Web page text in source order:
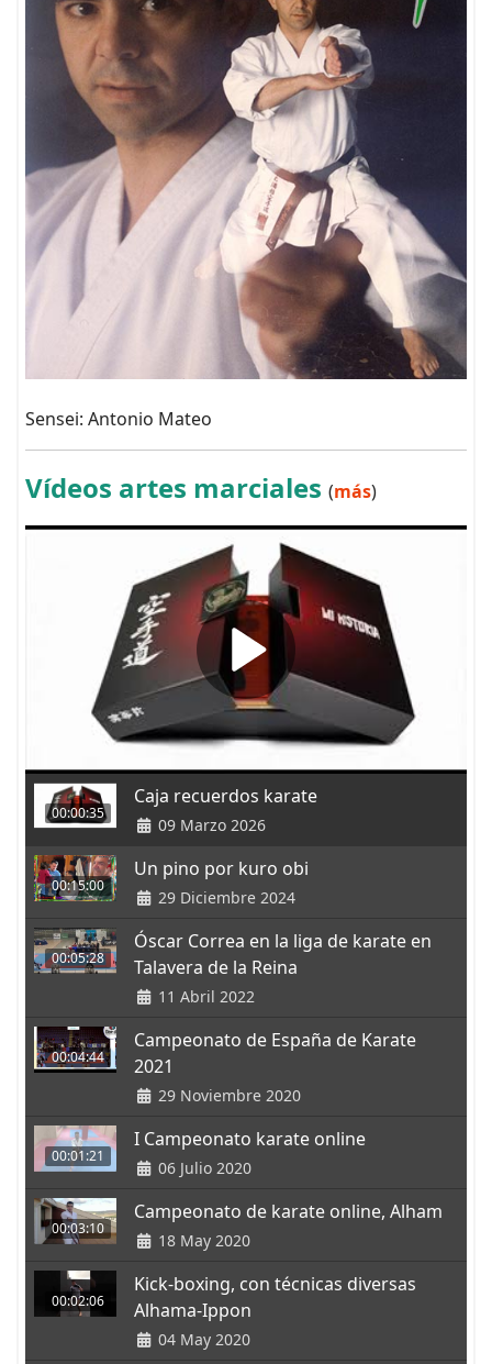
Sensei: Antonio Mateo
Vídeos artes marciales (más)
00:00:35
Caja recuerdos karate
09 Marzo 2026
00:15:00
Un pino por kuro obi
29 Diciembre 2024
00:05:28
Óscar Correa en la liga de karate en
Talavera de la Reina
11 Abril 2022
00:04:44
Campeonato de España de Karate
2021
29 Noviembre 2020
00:01:21
I Campeonato karate online
06 Julio 2020
00:03:10
Campeonato de karate online, Alham
18 May 2020
00:02:06
Kick-boxing, con técnicas diversas
Alhama-Ippon
04 May 2020